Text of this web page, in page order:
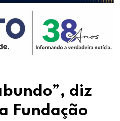
diz
Fundação